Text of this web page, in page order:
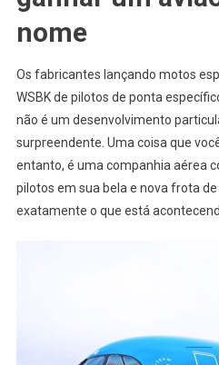
nome
Os fabricantes lançando motos
WSBK de pilotos de ponta
não é um desenvolvimento
surpreendente. Uma coisa que
entanto, é uma companhia aérea
pilotos em sua bela e nova frota de
exatamente o que está